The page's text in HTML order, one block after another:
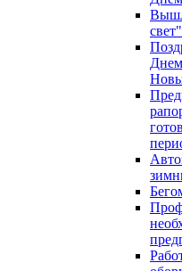
свет"